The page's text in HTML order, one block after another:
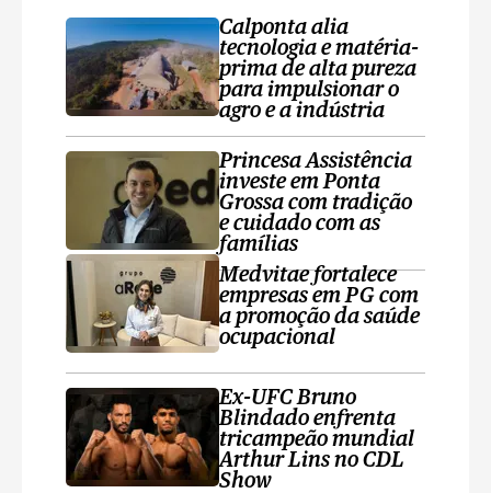
Calponta alia
tecnologia e matéria-
prima de alta pureza
para impulsionar o
agro e a indústria
Princesa Assistência
investe em Ponta
Grossa com tradição
e cuidado com as
famílias
Medvitae fortalece
empresas em PG com
a promoção da saúde
ocupacional
Ex-UFC Bruno
Blindado enfrenta
tricampeão mundial
Arthur Lins no CDL
Show